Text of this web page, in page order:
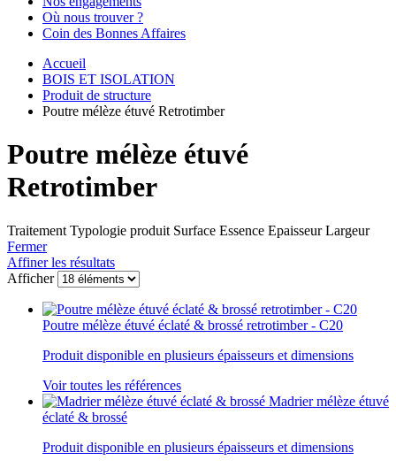
Où nous trouver ?
Coin des Bonnes Affaires
Accueil
BOIS ET ISOLATION
Produit de structure
Poutre mélèze étuvé Retrotimber
Poutre mélèze étuvé
Retrotimber
Traitement Typologie produit Surface Essence Epaisseur Largeur
Fermer
Affiner les résultats
Afficher
Poutre mélèze étuvé éclaté & brossé retrotimber - C20
Produit disponible en plusieurs épaisseurs et dimensions
Voir toutes les références
Madrier mélèze étuvé
éclaté & brossé
Produit disponible en plusieurs épaisseurs et dimensions